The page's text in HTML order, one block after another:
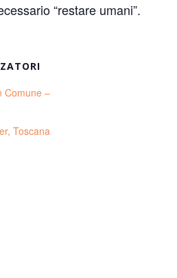
“restare umani”.
Comune –
Toscana